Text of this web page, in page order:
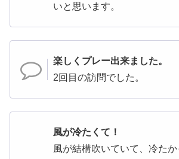
いと思います。
楽しくプレー出来ました。
2回目の訪問でした。
風が冷たくて！
風が結構吹いていて、冷た